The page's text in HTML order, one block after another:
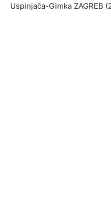
Uspinjača-Gimka ZAGREB